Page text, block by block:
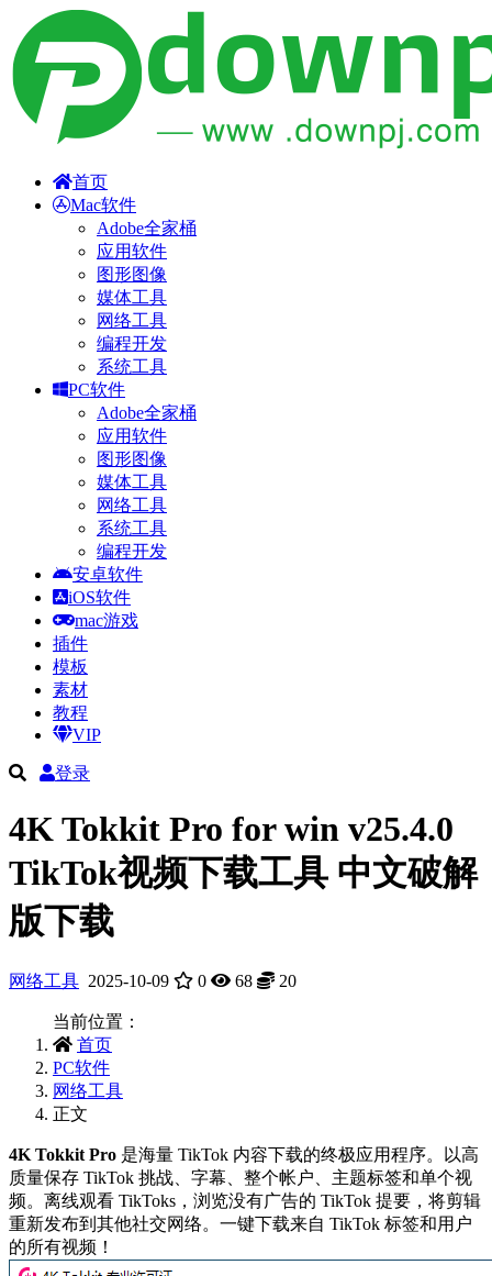
首页
Mac软件
Adobe全家桶
应用软件
图形图像
媒体工具
网络工具
编程开发
系统工具
PC软件
Adobe全家桶
应用软件
图形图像
媒体工具
网络工具
系统工具
编程开发
安卓软件
iOS软件
mac游戏
插件
模板
素材
教程
VIP
登录
4K Tokkit Pro for win v25.4.0
TikTok视频下载工具 中文破解
版下载
网络工具 2025-10-09 0 68 20
当前位置：
首页
PC软件
网络工具
正文
4K Tokkit Pro 是海量 TikTok 内容下载的终极应用程序。以高
质量保存 TikTok 挑战、字幕、整个帐户、主题标签和单个视
频。离线观看 TikToks，浏览没有广告的 TikTok 提要，将剪辑
重新发布到其他社交网络。一键下载来自 TikTok 标签和用户
的所有视频！